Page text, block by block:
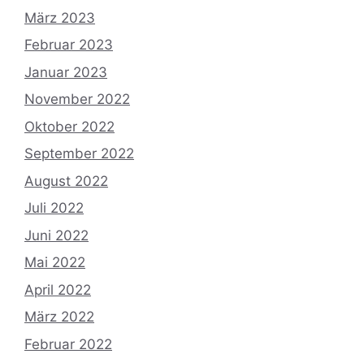
März 2023
Februar 2023
Januar 2023
November 2022
Oktober 2022
September 2022
August 2022
Juli 2022
Juni 2022
Mai 2022
April 2022
März 2022
Februar 2022